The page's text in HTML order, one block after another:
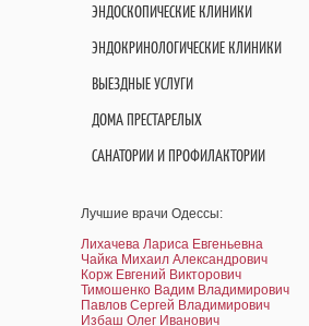
ЭНДОСКОПИЧЕСКИЕ КЛИНИКИ
ЭНДОКРИНОЛОГИЧЕСКИЕ КЛИНИКИ
ВЫЕЗДНЫЕ УСЛУГИ
ДОМА ПРЕСТАРЕЛЫХ
САНАТОРИИ И ПРОФИЛАКТОРИИ
Лучшие врачи Одессы:
Лихачева Лариса Евгеньевна
Чайка Михаил Александрович
Корж Евгений Викторович
Тимошенко Вадим Владимирович
Павлов Сергей Владимирович
Избаш Олег Иванович